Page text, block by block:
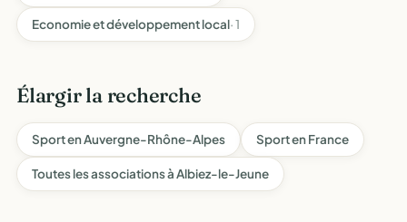
Economie et développement local· 1
Élargir la recherche
Sport en Auvergne-Rhône-Alpes Sport en France
Toutes les associations à Albiez-le-Jeune